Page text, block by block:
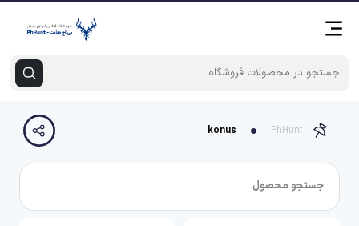
PhHunt
konus
جستجو محصول